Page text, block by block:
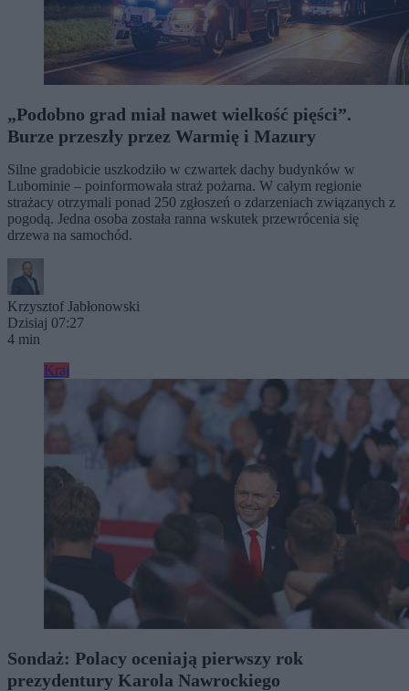
„Podobno grad miał nawet wielkość pięści”.
Burze przeszły przez Warmię i Mazury
Silne gradobicie uszkodziło w czwartek dachy budynków w
Lubominie – poinformowała straż pożarna. W całym regionie
strażacy otrzymali ponad 250 zgłoszeń o zdarzeniach związanych z
pogodą. Jedna osoba została ranna wskutek przewrócenia się
drzewa na samochód.
Krzysztof Jabłonowski
Dzisiaj 07:27
4 min
Kraj
Sondaż: Polacy oceniają pierwszy rok
prezydentury Karola Nawrockiego